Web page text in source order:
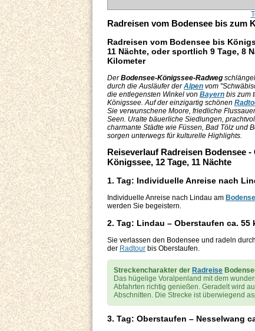
Radreisen vom Bodensee bis zum
Radreisen vom Bodensee bis
11 Nächte, oder sportlich 9 Tage, 8
Kilometer
DerBodensee-Königssee-Radweg
durch die Ausläufer derAlpen vom
die entlegensten Winkel von Bayern bis zum
Königssee. Auf der einzigartig schönen
Sie verwunschene Moore, friedliche
Seen. Uralte bäuerliche Siedlungen,
charmante Städte wie Füssen, Bad Tölz und
sorgen unterwegs für kulturelle Highlights.
Reiseverlauf Radreisen Bodensee -
Königssee, 12 Tage, 11 Nächte
1. Tag: Individuelle Anreise nach
Individuelle Anreise nach Lindau am
werden Sie begeistern.
2. Tag: Lindau – Oberstaufen ca. 55
Sie verlassen den Bodensee und radeln
der Radtour bis Oberstaufen.
Streckencharakter der Radreise
Das hügelige Voralpenland mit dem
Abfahrten richtig genießen. Geradelt wird
Abschnitten. Die Strecke ist überwiegend
3. Tag: Oberstaufen – Nesselwang